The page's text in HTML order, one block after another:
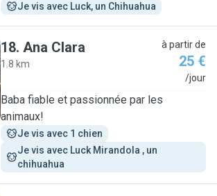
Je vis avec Luck, un Chihuahua
18. Ana Clara
1.8 km
à partir de
25 €
/jour
Baba fiable et passionnée par les
animaux!
Je vis avec 1 chien
Je vis avec Luck Mirandola , un
chihuahua